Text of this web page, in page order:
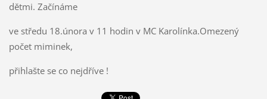
dětmi. Začínáme
ve středu 18.února v 11 hodin v MC Karolínka.Omezený
počet miminek,
přihlašte se co nejdříve !